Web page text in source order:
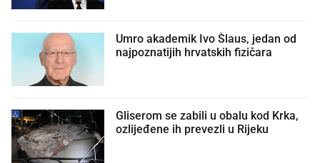
Umro akademik Ivo Šlaus, jedan od
najpoznatijih hrvatskih fizičara
Gliserom se zabili u obalu kod Krka,
ozlijeđene ih prevezli u Rijeku